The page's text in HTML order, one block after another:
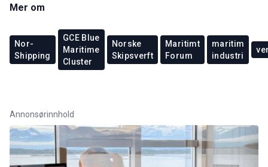
Mer om
Nor-
Shipping
GCE Blue
Maritime
Cluster
Norske
Skipsverft
Maritimt
Forum
maritim
industri
Annonsørinnhold